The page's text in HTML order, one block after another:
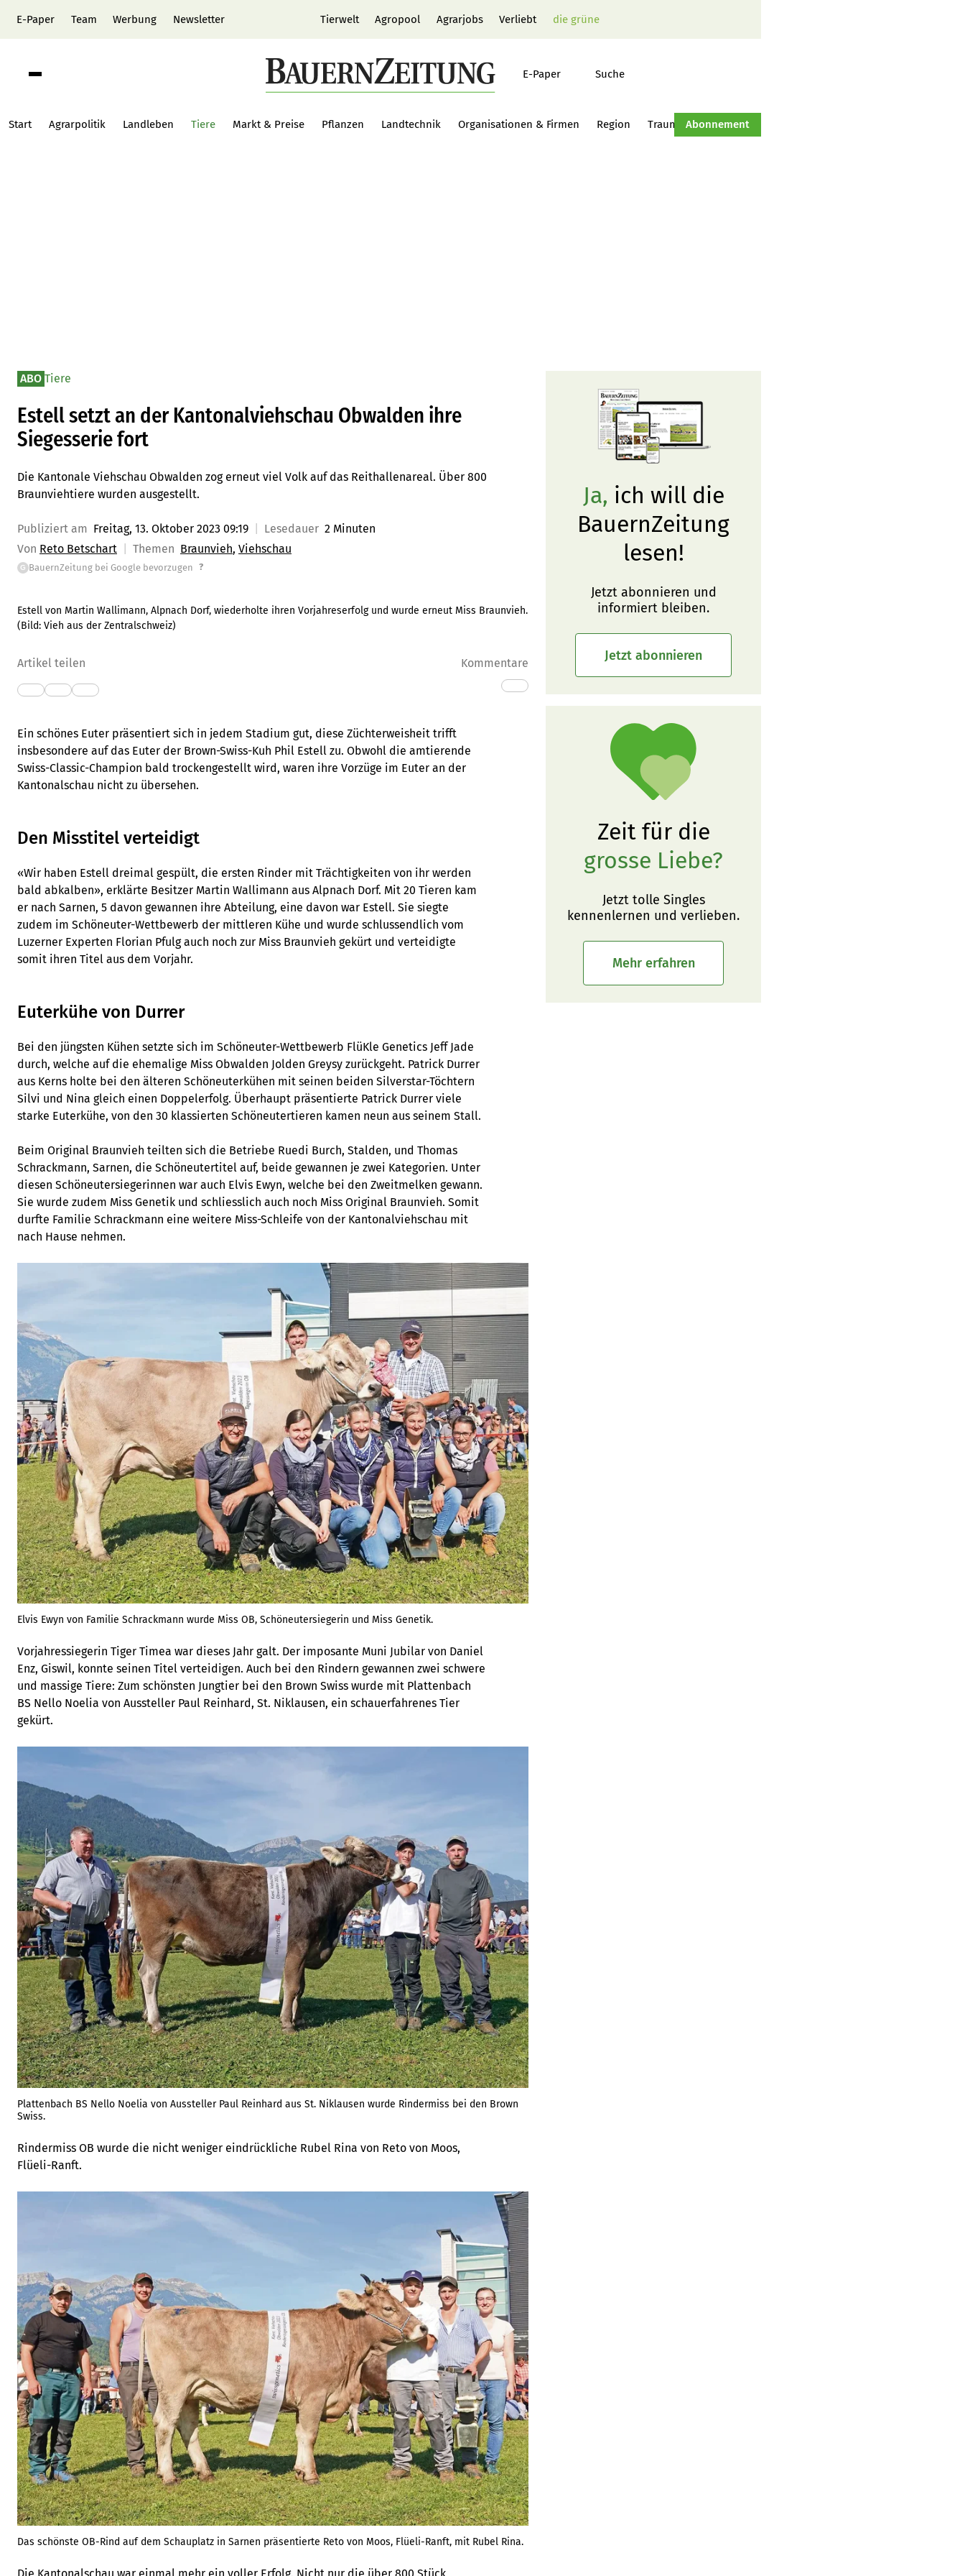
E-Paper Team Werbung Newsletter Tierwelt Agropool Agrarjobs Verliebt die grüne
E-Paper Suche
Start Agrarpolitik Landleben Tiere Markt & Preise Pflanzen Landtechnik Organisationen & Firmen Region Traumtraktor Hof-Management
Abonnement
ABO Tiere
Estell setzt an der Kantonalviehschau Obwalden ihre
Siegesserie fort
Die Kantonale Viehschau Obwalden zog erneut viel Volk auf das Reithallenareal. Über 800
Braunviehtiere wurden ausgestellt.
Publiziert am Freitag, 13. Oktober 2023 09:19 Lesedauer 2 Minuten
Von Reto Betschart Themen Braunvieh Viehschau
G BauernZeitung bei Google bevorzugen ?
Estell von Martin Wallimann, Alpnach Dorf, wiederholte ihren Vorjahreserfolg und wurde erneut Miss Braunvieh.
(Bild: Vieh aus der Zentralschweiz)
Artikel teilen Kommentare
Ein schönes Euter präsentiert sich in jedem Stadium gut, diese Züchterweisheit trifft
insbesondere auf das Euter der Brown-Swiss-Kuh Phil Estell zu. Obwohl die amtierende
Swiss-Classic-Champion bald trockengestellt wird, waren ihre Vorzüge im Euter an der
Kantonalschau nicht zu übersehen.
Den Misstitel verteidigt
«Wir haben Estell dreimal gespült, die ersten Rinder mit Trächtigkeiten von ihr werden
bald abkalben», erklärte Besitzer Martin Wallimann aus Alpnach Dorf. Mit 20 Tieren kam
er nach Sarnen, 5 davon gewannen ihre Abteilung, eine davon war Estell. Sie siegte
zudem im Schöneuter-Wettbewerb der mittleren Kühe und wurde schlussendlich vom
Luzerner Experten Florian Pfulg auch noch zur Miss Braunvieh gekürt und verteidigte
somit ihren Titel aus dem Vorjahr.
Euterkühe von Durrer
Bei den jüngsten Kühen setzte sich im Schöneuter-Wettbewerb FlüKle Genetics Jeff Jade
durch, welche auf die ehemalige Miss Obwalden Jolden Greysy zurückgeht. Patrick Durrer
aus Kerns holte bei den älteren Schöneuterkühen mit seinen beiden Silverstar-Töchtern
Silvi und Nina gleich einen Doppelerfolg. Überhaupt präsentierte Patrick Durrer viele
starke Euterkühe, von den 30 klassierten Schöneutertieren kamen neun aus seinem Stall.
Beim Original Braunvieh teilten sich die Betriebe Ruedi Burch, Stalden, und Thomas
Schrackmann, Sarnen, die Schöneutertitel auf, beide gewannen je zwei Kategorien. Unter
diesen Schöneutersiegerinnen war auch Elvis Ewyn, welche bei den Zweitmelken gewann.
Sie wurde zudem Miss Genetik und schliesslich auch noch Miss Original Braunvieh. Somit
durfte Familie Schrackmann eine weitere Miss-Schleife von der Kantonalviehschau mit
nach Hause nehmen.
Elvis Ewyn von Familie Schrackmann wurde Miss OB, Schöneutersiegerin und Miss Genetik.
Vorjahressiegerin Tiger Timea war dieses Jahr galt. Der imposante Muni Jubilar von Daniel
Enz, Giswil, konnte seinen Titel verteidigen. Auch bei den Rindern gewannen zwei schwere
und massige Tiere: Zum schönsten Jungtier bei den Brown Swiss wurde mit Plattenbach
BS Nello Noelia von Aussteller Paul Reinhard, St. Niklausen, ein schauerfahrenes Tier
gekürt.
Plattenbach BS Nello Noelia von Aussteller Paul Reinhard aus St. Niklausen wurde Rindermiss bei den Brown
Swiss.
Rindermiss OB wurde die nicht weniger eindrückliche Rubel Rina von Reto von Moos,
Flüeli-Ranft.
Das schönste OB-Rind auf dem Schauplatz in Sarnen präsentierte Reto von Moos, Flüeli-Ranft, mit Rubel Rina.
Ja, ich will die
BauernZeitung
lesen!
Jetzt abonnieren und
informiert bleiben.
Jetzt abonnieren
Zeit für die
grosse Liebe?
Jetzt tolle Singles
kennenlernen und verlieben.
Mehr erfahren